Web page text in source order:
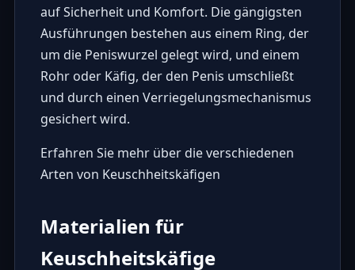
auf Sicherheit und Komfort. Die gängigsten
Ausführungen bestehen aus einem Ring, der
um die Peniswurzel gelegt wird, und einem
Rohr oder Käfig, der den Penis umschließt
und durch einen Verriegelungsmechanismus
gesichert wird.
Erfahren Sie mehr über die verschiedenen
Arten von Keuschheitskäfigen
Materialien für
Keuschheitskäfige